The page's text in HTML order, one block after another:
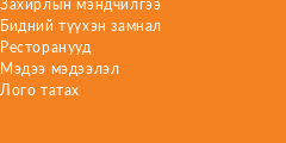
Захирлын мэндчилгээ
Бидний түүхэн замнал
Ресторанууд
Мэдээ мэдээлэл
Лого татах